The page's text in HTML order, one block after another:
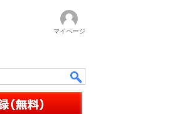
マイページ